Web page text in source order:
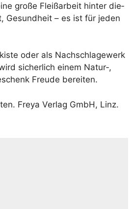
gro­ße Fleiß­ar­beit hin­ter die­
Gesund­heit – es ist für jeden
oder als Nach­schla­ge­werk
sicher­lich einem Natur‑,
Freu­de bereiten.
Freya Ver­lag GmbH, Linz.